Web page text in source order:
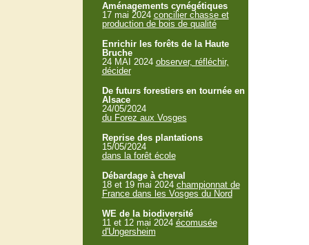
Aménagements cynégétiques
17 mai 2024 concilier chasse et
production de bois de qualité
Enrichir les forêts de la Haute
Bruche
24 MAI 2024 observer, réfléchir,
décider
De futurs forestiers en tournée en
Alsace
24/05/2024
du Forez aux Vosges
Reprise des plantations
15/05/2024
dans la forêt école
Débardage à cheval
18 et 19 mai 2024 championnat de
France dans les Vosges du Nord
WE de la biodiversité
11 et 12 mai 2024 écomusée
d'Ungersheim